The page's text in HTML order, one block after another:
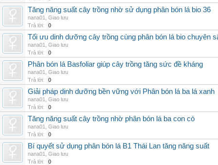
Tăng năng suất cây trồng nhờ sử dụng phân bón lá bio 36
nana01
Giao lưu
Trả lời:
0
Tối ưu dinh dưỡng cây trồng cùng phân bón lá bio chuyên
nana01
Giao lưu
Trả lời:
0
Phân bón lá Basfoliar giúp cây trồng tăng sức đề kháng
nana01
Giao lưu
Trả lời:
0
Giải pháp dinh dưỡng bền vững với Phân bón lá ba lá xanh
nana01
Giao lưu
Trả lời:
0
Tăng năng suất cây trồng nhờ phân bón lá ba con cò
nana01
Giao lưu
Trả lời:
0
Bí quyết sử dụng phân bón lá B1 Thái Lan tăng năng suất
nana01
Giao lưu
Trả lời:
0